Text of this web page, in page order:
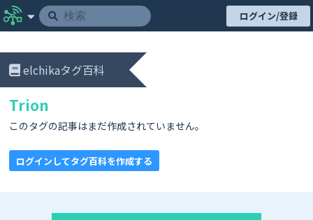
ログイン/登録
elchikaタグ百科
Trion
このタグの記事はまだ作成されていません。
ログインしてタグ百科を作成する